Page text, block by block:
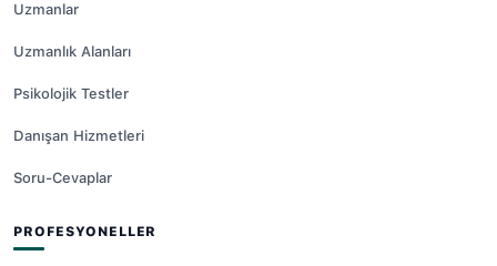
Uzmanlar
Uzmanlık Alanları
Psikolojik Testler
Danışan Hizmetleri
Soru-Cevaplar
PROFESYONELLER